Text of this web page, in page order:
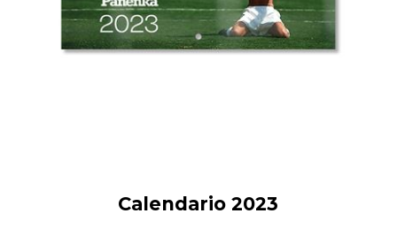
Calendario 2023